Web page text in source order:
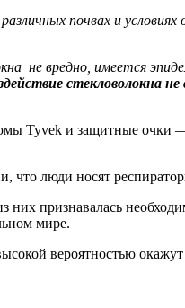
почвах и
не вредно, имеется
стекловолокна
Tyvek и защитные очки
что люди носят
признавалась
мире.
вероятностью